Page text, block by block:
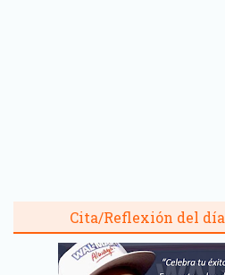
Cita/Reflexión del día